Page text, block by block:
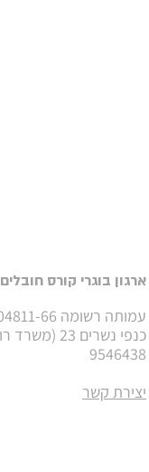
ארגון בוגרי קורס חובלים
עמותה רשומה 58-04811-66
9546438
יצירת קשר